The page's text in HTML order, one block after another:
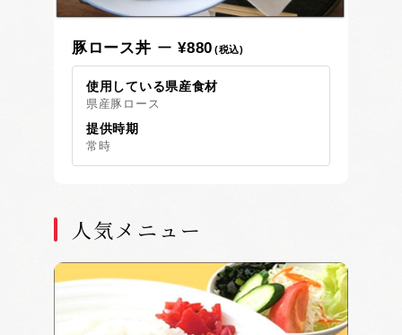
豚ロース丼 ¥880 (税込)
使用している県産食材
県産豚ロース
提供時期
常時
人気メニュー